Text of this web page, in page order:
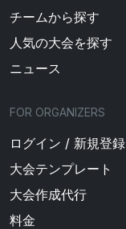
チームから探す
人気の大会を探す
ニュース
FOR ORGANIZERS
ログイン / 新規登録
大会テンプレート
大会作成代行
料金